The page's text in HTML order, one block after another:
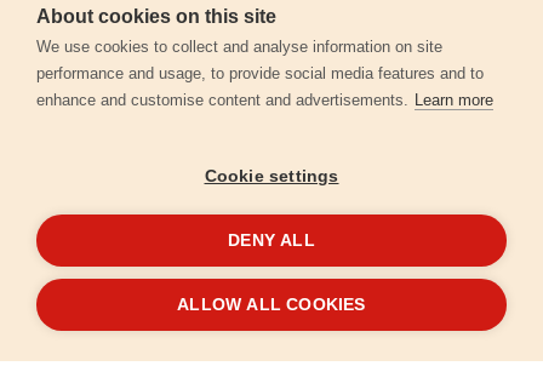
© 2026extol.hu- Minden jog fenntartva
Személyes adatok védelme
Kapcsolat
Garancia regisztráció
LétrehoztaFEO
About cookies on this site
We use cookies to collect and analyse information on site
performance and usage, to provide social media features and to
enhance and customise content and advertisements. Learn more
Cookie settings
DENY ALL
ALLOW ALL COOKIES